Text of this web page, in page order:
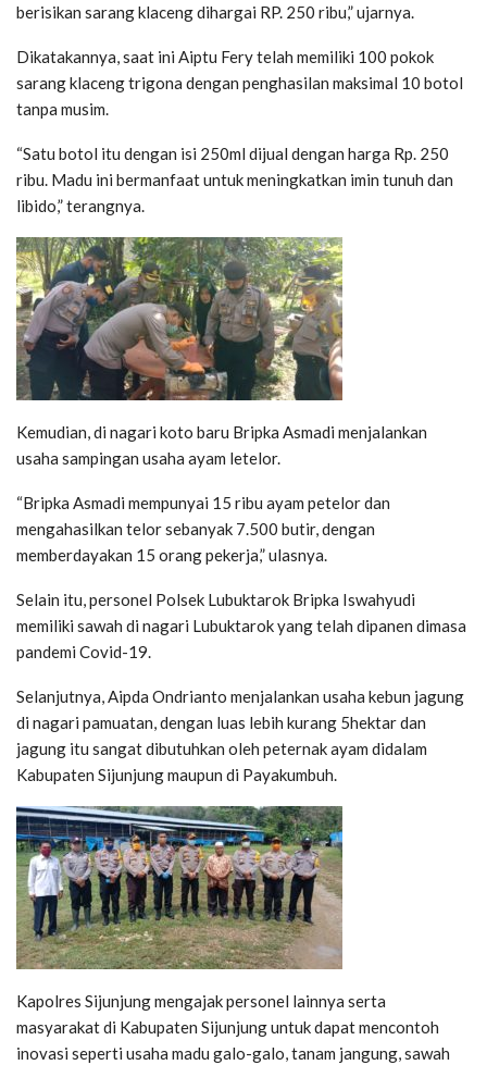
berisikan sarang klaceng dihargai RP. 250 ribu,” ujarnya.
Dikatakannya, saat ini Aiptu Fery telah memiliki 100 pokok
sarang klaceng trigona dengan penghasilan maksimal 10 botol
tanpa musim.
“Satu botol itu dengan isi 250ml dijual dengan harga Rp. 250
ribu. Madu ini bermanfaat untuk meningkatkan imin tunuh dan
libido,” terangnya.
Kemudian, di nagari koto baru Bripka Asmadi menjalankan
usaha sampingan usaha ayam letelor.
“Bripka Asmadi mempunyai 15 ribu ayam petelor dan
mengahasilkan telor sebanyak 7.500 butir, dengan
memberdayakan 15 orang pekerja,” ulasnya.
Selain itu, personel Polsek Lubuktarok Bripka Iswahyudi
memiliki sawah di nagari Lubuktarok yang telah dipanen dimasa
pandemi Covid-19.
Selanjutnya, Aipda Ondrianto menjalankan usaha kebun jagung
di nagari pamuatan, dengan luas lebih kurang 5hektar dan
jagung itu sangat dibutuhkan oleh peternak ayam didalam
Kabupaten Sijunjung maupun di Payakumbuh.
Kapolres Sijunjung mengajak personel lainnya serta
masyarakat di Kabupaten Sijunjung untuk dapat mencontoh
inovasi seperti usaha madu galo-galo, tanam jangung, sawah